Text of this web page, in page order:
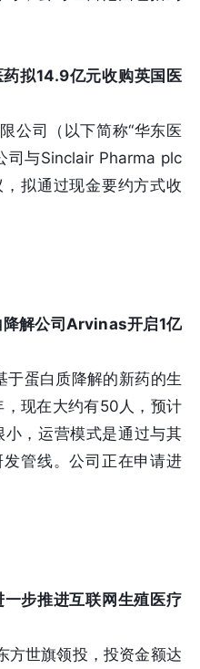
拟14.9亿元收购英国医
公司（以下简称“华东医
司与Sinclair Pharma plc
拟通过现金要约方式收
降解公司Arvinas开启1亿
蛋白质降解的新药的生
现在大约有50人，预计
，运营模式是通过与其
管线。公司正在申请进
步推进互联网生殖医疗
方世旗领投，投资金额达